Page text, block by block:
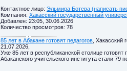
Контактное лицо: Эльмира Ботева (написать
Компания: Хакасский государственный
Добавлен: 23:05, 30.06.2026
Количество просмотров: 78
85 лет в Абакане готовят педагогов ,
21.07.2026,
Уже 85 лет в республиканской столице
Абаканского учительского института стали 79